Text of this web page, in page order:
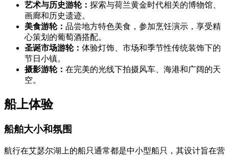
艺术与历史游轮： 探索与荷兰黄金时代相关的博物馆、
画廊和历史遗迹。
美食游轮： 品尝地方特色美食，参加烹饪演示，享受精
心策划的葡萄酒搭配。
圣诞市场游轮： 体验灯饰、市场和季节性传统装饰下的
节日小镇。
摄影游轮： 在完美的光线下拍摄风车、海港和广阔的天
空。
船上体验
船舶大小和氛围
航行在艾瑟尔湖上的船只通常都是中小型船只，其设计旨在营